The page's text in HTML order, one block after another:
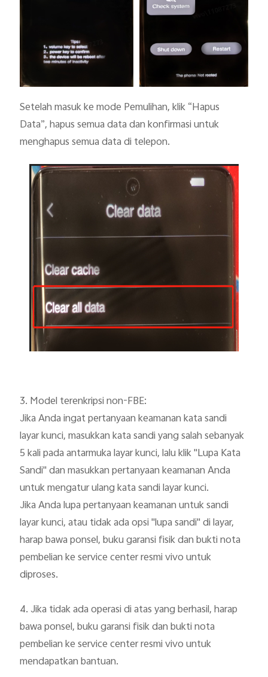
Setelah masuk ke mode Pemulihan, klik “Hapus
Data”, hapus semua data dan konfirmasi untuk
menghapus semua data di telepon.
3. Model terenkripsi non-FBE:
Jika Anda ingat pertanyaan keamanan kata sandi
layar kunci, masukkan kata sandi yang salah sebanyak
5 kali pada antarmuka layar kunci, lalu klik "Lupa Kata
Sandi" dan masukkan pertanyaan keamanan Anda
untuk mengatur ulang kata sandi layar kunci.
Jika Anda lupa pertanyaan keamanan untuk sandi
layar kunci, atau tidak ada opsi "lupa sandi" di layar,
harap bawa ponsel, buku garansi fisik dan bukti nota
pembelian ke service center resmi vivo untuk
diproses.
4. Jika tidak ada operasi di atas yang berhasil, harap
bawa ponsel, buku garansi fisik dan bukti nota
pembelian ke service center resmi vivo untuk
mendapatkan bantuan.